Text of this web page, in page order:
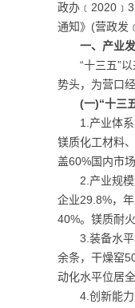
政办
通知》(营政发
一、产业
“十三五”
势头，为营口
(一)“十三
1.产业体
镁质化工材料
盖60%国内市
2.产业规
企业29.8%，
40%。镁质耐
3.装备水
余条，干燥窑
动化水平位居
4.创新能